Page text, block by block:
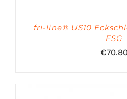
fri-line® US10
ESG
€